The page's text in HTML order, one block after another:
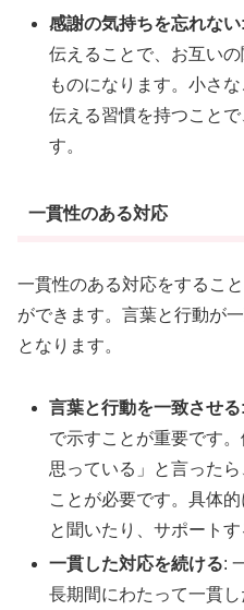
感謝の気持ちを忘れない
伝えることで、お互い
ものになります。小さ
伝える習慣を持つこと
す。
一貫性のある対応
一貫性のある対応をするこ
ができます。言葉と行動が
となります。
言葉と行動を一致させる
で示すことが重要です
思っている」と言った
ことが必要です。具体
と聞いたり、サポート
一貫した対応を続ける:
長期間にわたって一貫